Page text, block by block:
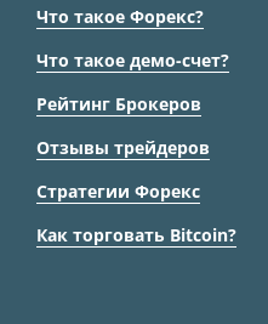
Что такое Форекс?
Что такое демо-счет?
Рейтинг Брокеров
Отзывы трейдеров
Стратегии Форекс
Как торговать Bitcoin?